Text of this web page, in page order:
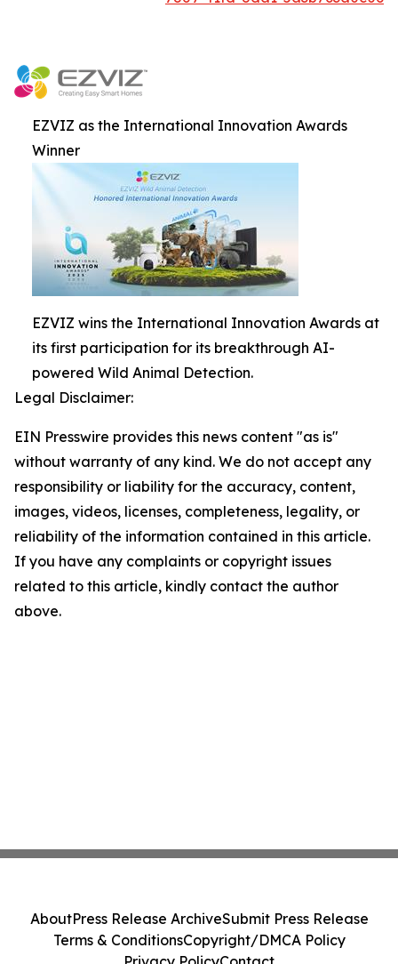
EZVIZ as the International Innovation Awards
Winner
EZVIZ wins the International Innovation Awards at
its first participation for its breakthrough AI-
powered Wild Animal Detection.
Legal Disclaimer:
EIN Presswire provides this news content "as is"
without warranty of any kind. We do not accept any
responsibility or liability for the accuracy, content,
images, videos, licenses, completeness, legality, or
reliability of the information contained in this article.
If you have any complaints or copyright issues
related to this article, kindly contact the author
above.
AboutPress Release ArchiveSubmit Press Release
Terms & ConditionsCopyright/DMCA Policy